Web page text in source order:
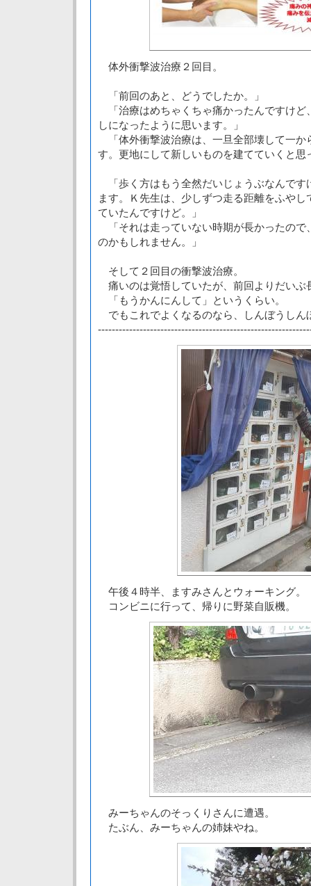
体外衝撃波治療２回目。
「前回のあと、どうでしたか。」
「治療はめちゃくちゃ痛かったんですけど
しになったように思います。」
「体外衝撃波治療は、一旦全部壊して一か
す。更地にして新しいものを建てていくと思
「歩く方はもう全然だいじょうぶなんです
ます。Ｋ先生は、少しずつ走る距離をふや
ていたんですけど。」
「それは走っていない時期が長かったので
のかもしれません。」
そして２回目の衝撃波治療。
痛いのは覚悟していたが、前回よりだいぶ
「もうかんにんして」というくらい。
でもこれでよくなるのなら、しんぼうしん
午後４時半、ますみさんとウォーキング。
コンビニに行って、帰りに野菜自販機。
みーちゃんのそっくりさんに遭遇。
たぶん、みーちゃんの姉妹やね。